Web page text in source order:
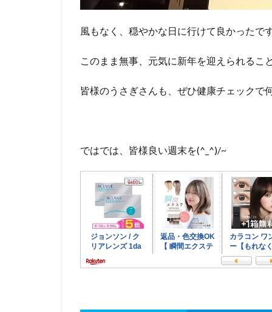
風もなく、穏やかな日に行けて良かったで
このまま無事、元気に新年を迎えられる
皆様のうさぎさんも、ぜひ健康チェックで
ではでは、皆様良い週末を(^_^)/~